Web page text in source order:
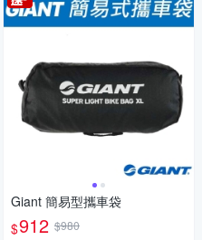
Giant 簡易型攜車袋
$912 $980